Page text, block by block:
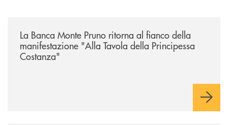
La Banca Monte Pruno ritorna al fianco della
manifestazione "Alla Tavola della Principessa
Costanza"